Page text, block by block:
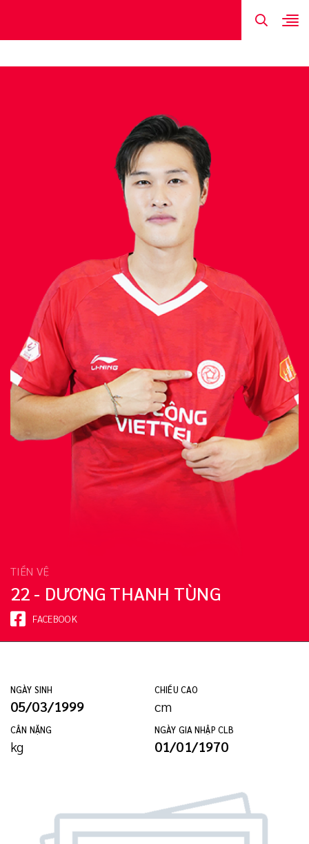
KẾT QUẢ
DƯƠNG
TIỀN VỆ
22 - DƯƠNG THANH TÙNG
FACEBOOK
NGÀY SINH
05/03/1999
CHIỀU CAO
cm
CÂN NẶNG
kg
NGÀY GIA NHẬP CLB
01/01/1970